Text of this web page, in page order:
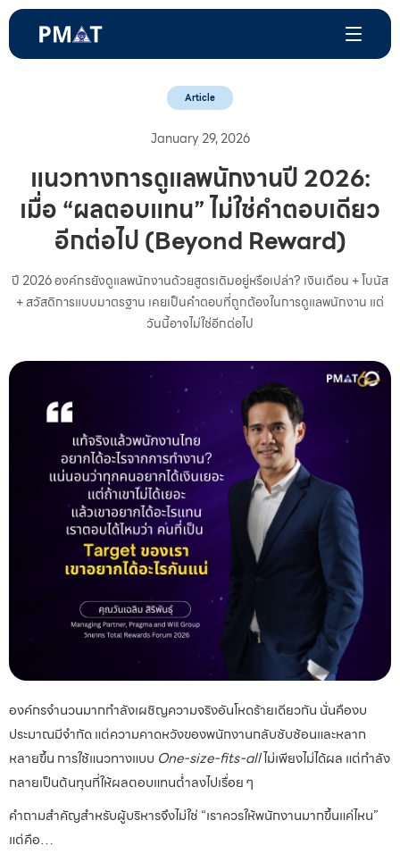
Article
January 29, 2026
แนวทางการดูแลพนักงานปี 2026:
เมื่อ “ผลตอบแทน” ไม่ใช่คำตอบเดียว
อีกต่อไป (Beyond Reward)
ปี 2026 องค์กรยังดูแลพนักงานด้วยสูตรเดิมอยู่หรือเปล่า? เงินเดือน + โบนัส
+ สวัสดิการแบบมาตรฐาน เคยเป็นคำตอบที่ถูกต้องในการดูแลพนักงาน แต่
วันนี้อาจไม่ใช่อีกต่อไป
องค์กรจำนวนมากกำลังเผชิญความจริงอันโหดร้ายเดียวกัน นั่นคืองบ
ประมาณมีจำกัด แต่ความคาดหวังของพนักงานกลับซับซ้อนและหลาก
หลายขึ้น การใช้แนวทางแบบ One-size-fits-allไม่เพียงไม่ได้ผล แต่กำลัง
กลายเป็นต้นทุนที่ให้ผลตอบแทนต่ำลงไปเรื่อย ๆ
คำถามสำคัญสำหรับผู้บริหารจึงไม่ใช่ “เราควรให้พนักงานมากขึ้นแค่ไหน”
แต่คือ…